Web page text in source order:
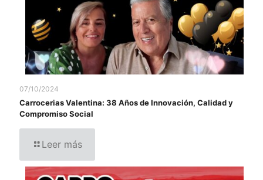
07/10/2024
Carrocerias Valentina: 38 Años de Innovación, Calidad y
Compromiso Social
Leer más